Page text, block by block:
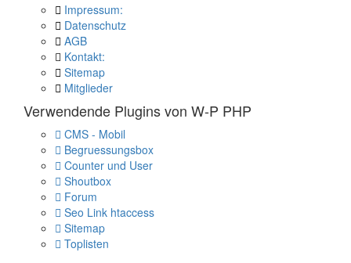
Impressum:
Datenschutz
AGB
Kontakt:
Sitemap
Mitglieder
Verwendende Plugins von W-P PHP
CMS - Mobil
Begruessungsbox
Counter und User
Shoutbox
Forum
Seo Link htaccess
Sitemap
Toplisten